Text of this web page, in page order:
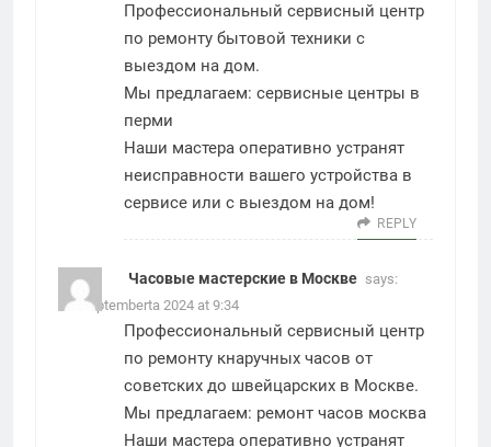
Профессиональный сервисный центр
по ремонту бытовой техники с
выездом на дом.
Мы предлагаем: сервисные центры в
перми
Наши мастера оперативно устранят
неисправности вашего устройства в
сервисе или с выездом на дом!
REPLY
Часовые мастерские в Москве says:
22. Septemberta 2024 at 9:34
Профессиональный сервисный центр
по ремонту кнаручных часов от
советских до швейцарских в Москве.
Мы предлагаем: ремонт часов москва
Наши мастера оперативно устранят